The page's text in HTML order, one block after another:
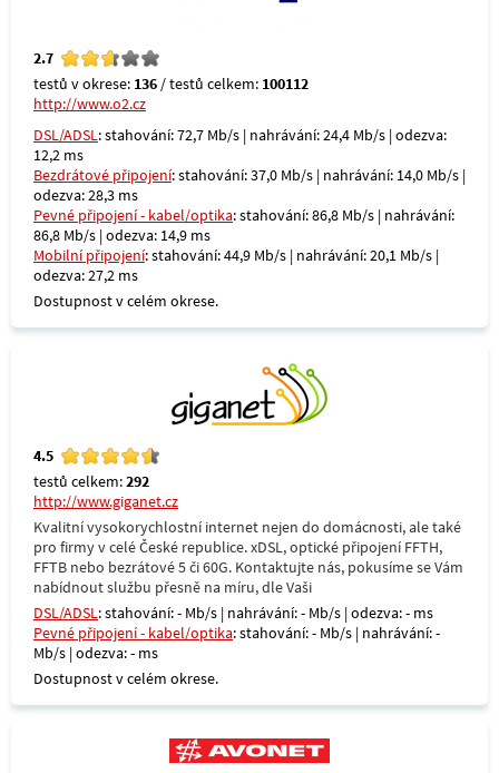
2.7
testů v okrese: 136 / testů celkem: 100112
http://www.o2.cz
DSL/ADSL: stahování: 72,7 Mb/s | nahrávání: 24,4 Mb/s | odezva:
12,2 ms
Bezdrátové připojení: stahování: 37,0 Mb/s | nahrávání: 14,0 Mb/s |
odezva: 28,3 ms
Pevné připojení - kabel/optika: stahování: 86,8 Mb/s | nahrávání:
86,8 Mb/s | odezva: 14,9 ms
Mobilní připojení: stahování: 44,9 Mb/s | nahrávání: 20,1 Mb/s |
odezva: 27,2 ms
Dostupnost v celém okrese.
4.5
testů celkem:292
http://www.giganet.cz
Kvalitní vysokorychlostní internet nejen do domácnosti, ale také
pro firmy v celé České republice. xDSL, optické připojení FFTH,
FFTB nebo bezrátové 5 či 60G. Kontaktujte nás, pokusíme se Vám
nabídnout službu přesně na míru, dle Vaši
DSL/ADSL: stahování: - Mb/s | nahrávání: - Mb/s | odezva: - ms
Pevné připojení - kabel/optika: stahování: - Mb/s | nahrávání: -
Mb/s | odezva: - ms
Dostupnost v celém okrese.